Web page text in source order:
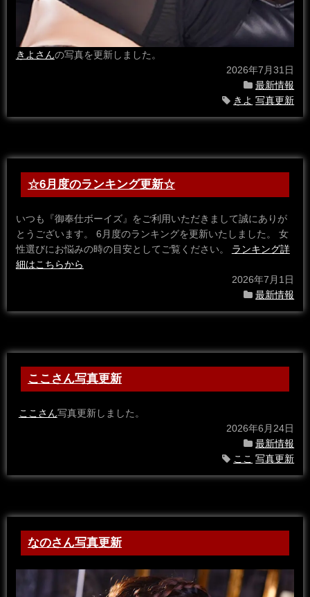
きよさんの写真を更新しました。
2026年7月31日
最新情報
きよ 写真更新
☆6月度のランキング更新☆
いつも『御奉仕ボーイズ』をご利用いただきまして誠にありが
とうございます。 6月度のランキングを更新いたしました。 女
性選びにお悩みの時の目安としてご覧ください。 ランキング詳
細はこちらから
2026年7月1日
最新情報
ここさん写真更新
ここさん写真更新しました。
2026年6月24日
最新情報
ここ 写真更新
なのさん写真更新